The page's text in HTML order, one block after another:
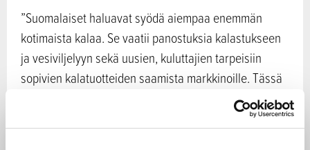
”Suomalaiset haluavat syödä aiempaa enemmän
kotimaista kalaa. Se vaatii panostuksia kalastukseen
ja vesiviljelyyn sekä uusien, kuluttajien tarpeisiin
sopivien kalatuotteiden saamista markkinoille. Tässä
EMKVR-ohjelmalla ja vesiviljelystrategialla on